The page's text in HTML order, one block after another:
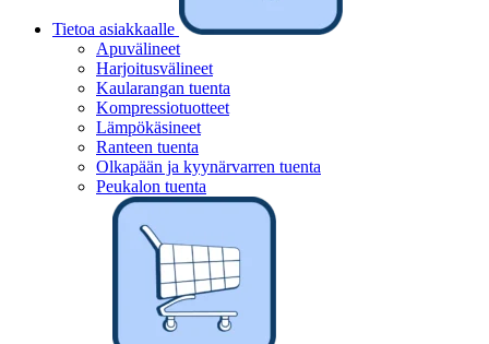
Tietoa asiakkaalle
Apuvälineet
Harjoitusvälineet
Kaularangan tuenta
Kompressiotuotteet
Lämpökäsineet
Ranteen tuenta
Olkapään ja kyynärvarren tuenta
Peukalon tuenta